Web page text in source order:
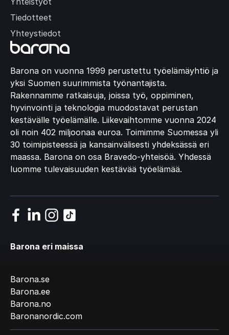
Barona on vuonna 1999 perustettu työelämäyhtiö ja
yksi Suomen suurimmista työnantajista.
Rakennamme ratkaisuja, joissa työ, oppiminen,
hyvinvointi ja teknologia muodostavat perustan
kestävälle työelämälle. Liikevaihtomme vuonna 2024
oli noin 402 miljoonaa euroa. Toimimme Suomessa yli
30 toimipisteessä ja kansainvälisesti yhdeksässä eri
maassa. Barona on osa Bravedo-yhteisöä. Yhdessä
luomme tulevaisuuden kestävää työelämää.
Tiedotteet
Yhteystiedot
Barona eri maissa
Barona.se
Barona.ee
Barona.no
Baronanordic.com